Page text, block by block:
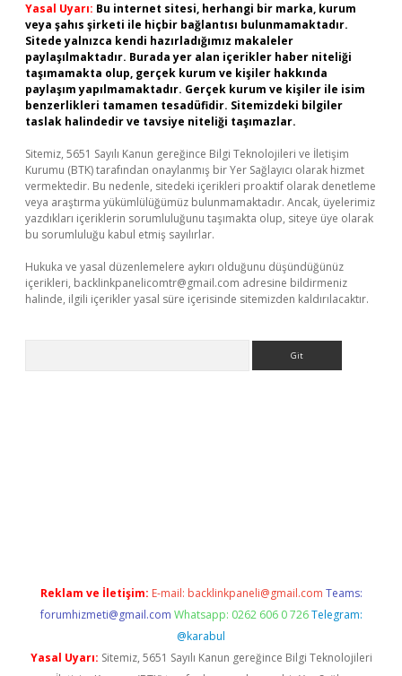
Yasal Uyarı: Bu internet sitesi, herhangi bir marka, kurum
veya şahıs şirketi ile hiçbir bağlantısı bulunmamaktadır.
Sitede yalnızca kendi hazırladığımız makaleler
paylaşılmaktadır. Burada yer alan içerikler haber niteliği
taşımamakta olup, gerçek kurum ve kişiler hakkında
paylaşım yapılmamaktadır. Gerçek kurum ve kişiler ile isim
benzerlikleri tamamen tesadüfidir. Sitemizdeki bilgiler
taslak halindedir ve tavsiye niteliği taşımazlar.
Sitemiz, 5651 Sayılı Kanun gereğince Bilgi Teknolojileri ve İletişim
Kurumu (BTK) tarafından onaylanmış bir Yer Sağlayıcı olarak hizmet
vermektedir. Bu nedenle, sitedeki içerikleri proaktif olarak denetleme
veya araştırma yükümlülüğümüz bulunmamaktadır. Ancak, üyelerimiz
yazdıkları içeriklerin sorumluluğunu taşımakta olup, siteye üye olarak
bu sorumluluğu kabul etmiş sayılırlar.
Hukuka ve yasal düzenlemelere aykırı olduğunu düşündüğünüz
içerikleri, backlinkpanelicomtr@gmail.com adresine bildirmeniz
halinde, ilgili içerikler yasal süre içerisinde sitemizden kaldırılacaktır.
Reklam ve İletişim: E-mail: backlinkpaneli@gmail.com Teams:
forumhizmeti@gmail.com Whatsapp: 0262 606 0 726 Telegram:
@karabul
Yasal Uyarı: Sitemiz, 5651 Sayılı Kanun gereğince Bilgi Teknolojileri